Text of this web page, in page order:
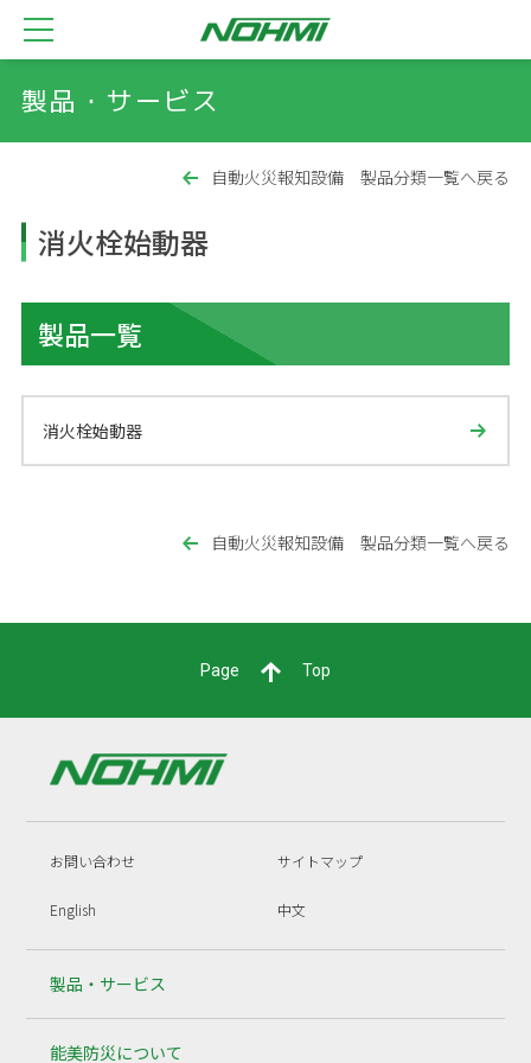
製品・サービス
自動火災報知設備 製品分類一覧へ戻る
消火栓始動器
製品一覧
消火栓始動器
自動火災報知設備 製品分類一覧へ戻る
Page Top
お問い合わせ サイトマップ
English 中文
製品・サービス
能美防災について